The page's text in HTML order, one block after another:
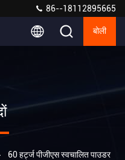
86--18112895665
बोली
60 हर्ट्ज पीजीएस स्वचालित पाउडर